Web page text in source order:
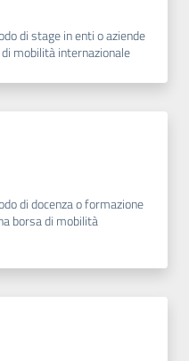
di stage in enti o aziende
mobilità internazionale
di docenza o formazione
borsa di mobilità